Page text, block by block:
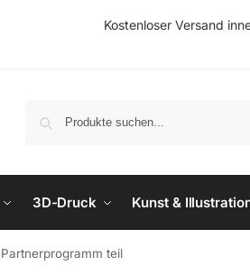
Kostenloser Versand
3D-Druck Kunst &
teil